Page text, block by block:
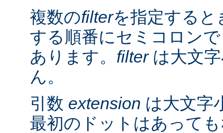
複数のfilterを指定すると
する順番にセミコロン
あります。 filterは大文
ん。
引数 extension は大文字
最初のドットはあって